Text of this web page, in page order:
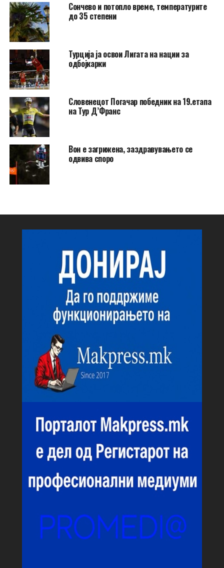
Сончево и потопло време, температурите
до 35 степени
Турција ја освои Лигата на нации за
одбојкарки
Словенецот Погачар победник на 19.етапа
на Тур Д’Франс
Вон е загрижена, заздравувањето се
одвива споро